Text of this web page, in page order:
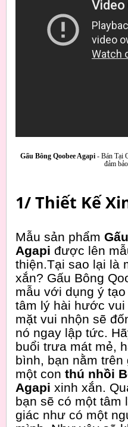
Gấu Bông Qoobee Agapi - Bán Tại
đảm
1/ Thiết Kế
Mẫu sản phẩm
Agapi được lên
thiện.Tại sao lại là
xắn? Gấu Bông
mẫu với dụng ý
tâm lý hài hước
mặt vui nhộn sẽ
nó ngay lập tức.
buổi trưa mát mẻ,
bình, bạn nằm
một con thú nhồi
Agapi xinh xắn.
bạn sẽ có một tâm
giác như có một